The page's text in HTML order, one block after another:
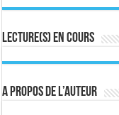
Lecture(s) en cours
A propos de l’auteur